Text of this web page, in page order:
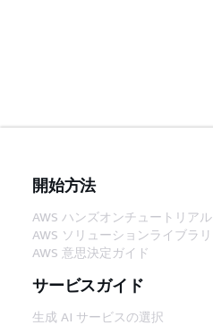
開始方法
AWS ハンズオンチュートリアル
AWS ソリューションライブラリ
AWS 意思決定ガイド
サービスガイド
生成 AI サービスの選択